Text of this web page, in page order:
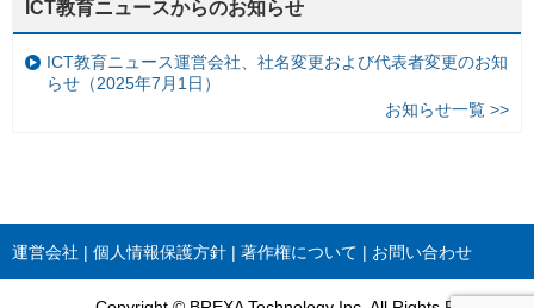
ICT教育ニュースからのお知らせ
ICT教育ニュース運営会社、社名変更および代表者変更のお知
らせ（2025年7月1日）
お知らせ一覧 >>
運営会社 個人情報保護方針 著作権について お問い合わせ